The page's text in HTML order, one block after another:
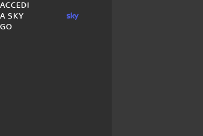
ACCEDI
A SKY
GO